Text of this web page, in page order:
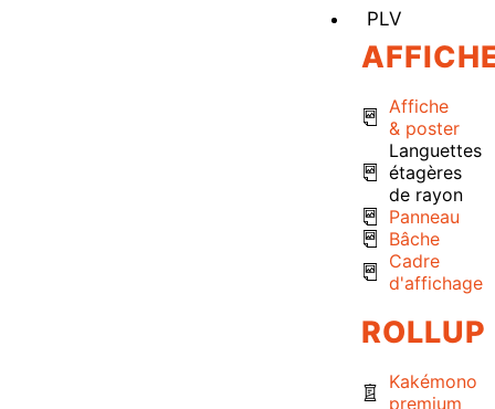
PLV
Affiche
& poster
Languettes
étagères
de rayon
Panneau
Bâche
Cadre
d'affichage
ROLLUP
Kakémono
premium